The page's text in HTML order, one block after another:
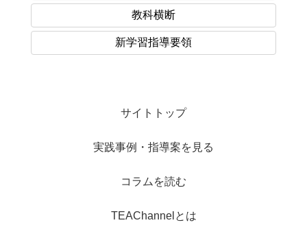
教科横断
新学習指導要領
サイトトップ
実践事例・指導案を見る
コラムを読む
TEAChannelとは